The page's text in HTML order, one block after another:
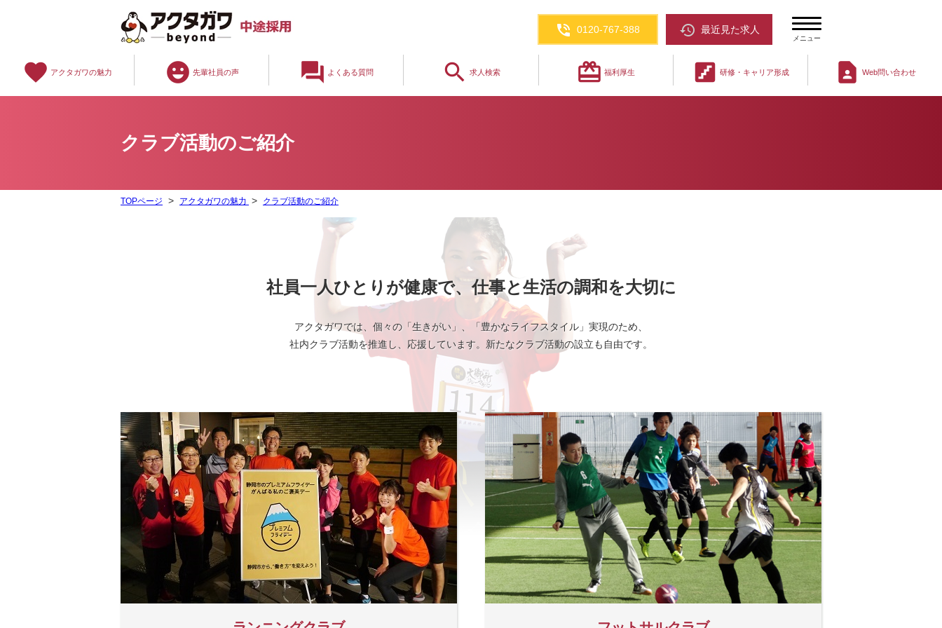
phone_in_talk 0120-767-388 restore 最近見た求人
メニュー
favorite アクタガワの魅力 emoji_emotions 先輩社員の声 question_answer よくある質問 search 求人検索 redeem 福利厚生 stairs 研修・キャリア形成 contact_page Web問い合わせ
クラブ活動のご紹介
TOPページ アクタガワの魅力 クラブ活動のご紹介
社員一人ひとりが健康で、仕事と生活の調和を大切に
アクタガワでは、個々の「生きがい」、「豊かなライフスタイル」実現のため、
社内クラブ活動を推進し、応援しています。新たなクラブ活動の設立も自由です。